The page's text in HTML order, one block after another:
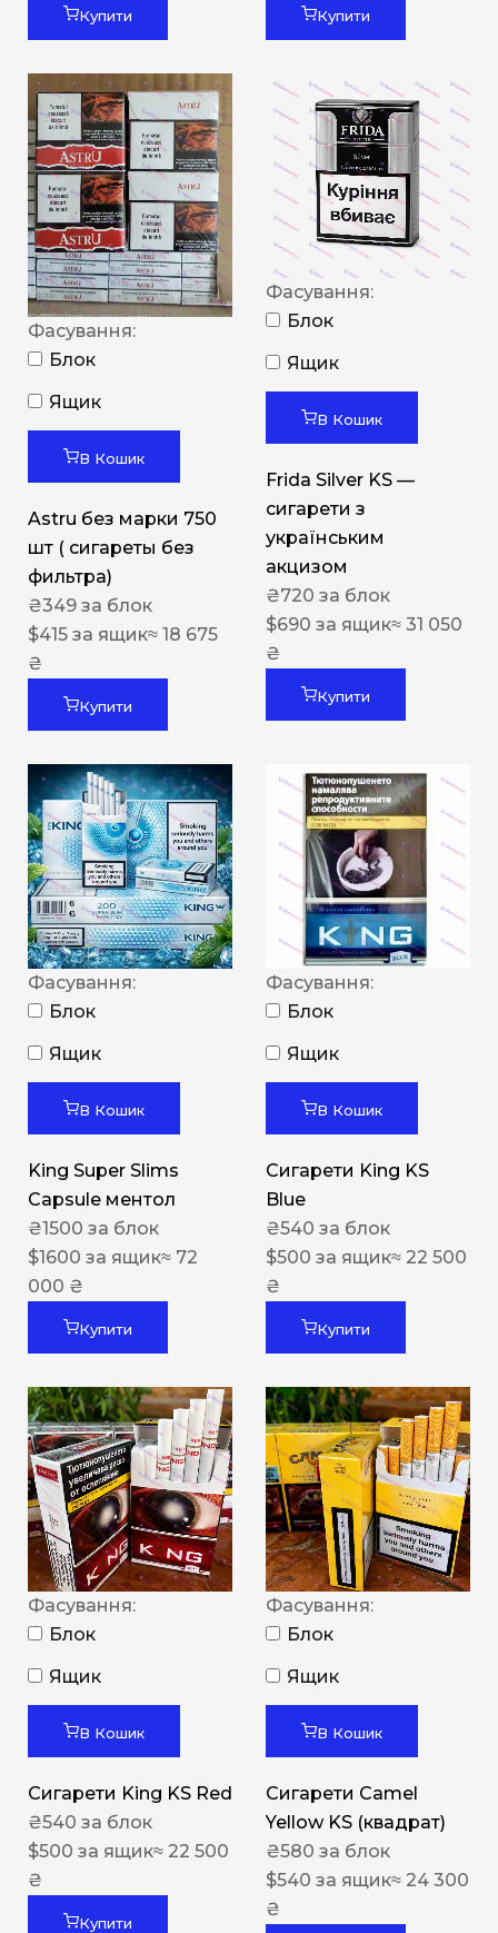
Купити Купити
Фасування:
Блок
Ящик
В Кошик
Astru без марки 750
шт ( сигареты без
фильтра)
₴349 за блок
$415 за ящик≈ 18 675
₴
Купити
Фасування:
Блок
Ящик
В Кошик
Frida Silver KS —
сигарети з
українським
акцизом
₴720 за блок
$690 за ящик≈ 31 050
₴
Купити
Фасування:
Блок
Ящик
В Кошик
King Super Slims
Capsule ментол
₴1500 за блок
$1600 за ящик≈ 72
000 ₴
Купити
Фасування:
Блок
Ящик
В Кошик
Сигарети King KS
Blue
₴540 за блок
$500 за ящик≈ 22 500
₴
Купити
Фасування:
Блок
Ящик
В Кошик
Сигарети King KS Red
₴540 за блок
$500 за ящик≈ 22 500
₴
Купити
Фасування:
Блок
Ящик
В Кошик
Сигарети Camel
Yellow KS (квадрат)
₴580 за блок
$540 за ящик≈ 24 300
₴